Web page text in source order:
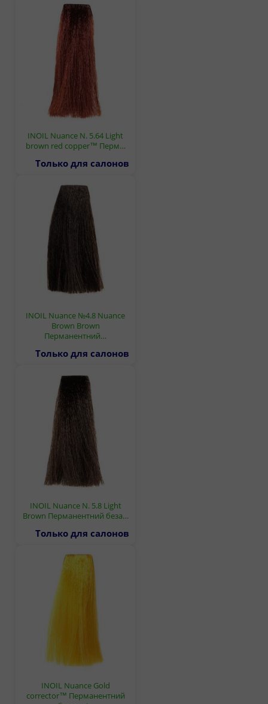
INOIL Nuance N. 5.64 Light
brown red copper™ Перм…
Только для салонов
INOIL Nuance №4.8 Nuance
Brown Brown
Перманентний…
Только для салонов
INOIL Nuance N. 5.8 Light
Brown Перманентний беза…
Только для салонов
INOIL Nuance Gold
corrector™ Перманентний